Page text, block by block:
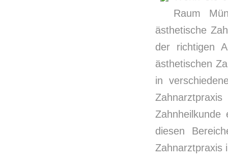
Raum
ästhetische
der richtigen
ästhetischen
in
diesen
Zahnarztpraxis